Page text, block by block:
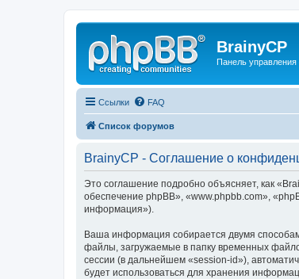
BrainyCP
Панель управления
Ссылки FAQ
Список форумов
BrainyCP - Соглашение о
Это соглашение подробно объясняет, как
обеспечение phpBB», «www.phpbb.com»,
информация»).
Ваша информация собирается двумя
файлы, загружаемые в папку временных
сессии (в дальнейшем «session-id»),
будет использоваться для хранения